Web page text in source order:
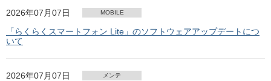
2026年07月07日 MOBILE
「らくらくスマートフォン Lite」のソフトウェアアップデートにつ
いて
2026年07月07日 メンテ